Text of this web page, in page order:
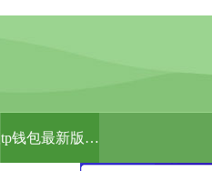
tp钱包最新版本下载